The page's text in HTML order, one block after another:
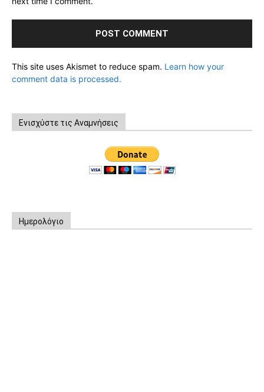
This site uses Akismet to reduce spam. Learn how your
comment data is processed.
Ενισχύστε τις Αναμνήσεις
Ημερολόγιο